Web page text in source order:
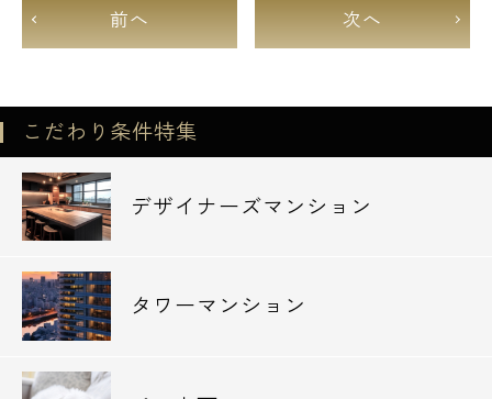
前へ 次へ
こだわり条件特集
デザイナーズマンション
タワーマンション
電話でお問い合わせ